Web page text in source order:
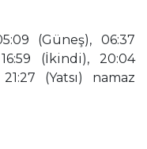
(Güneş), 06:37
(İkindi), 20:04
(Yatsı) namaz